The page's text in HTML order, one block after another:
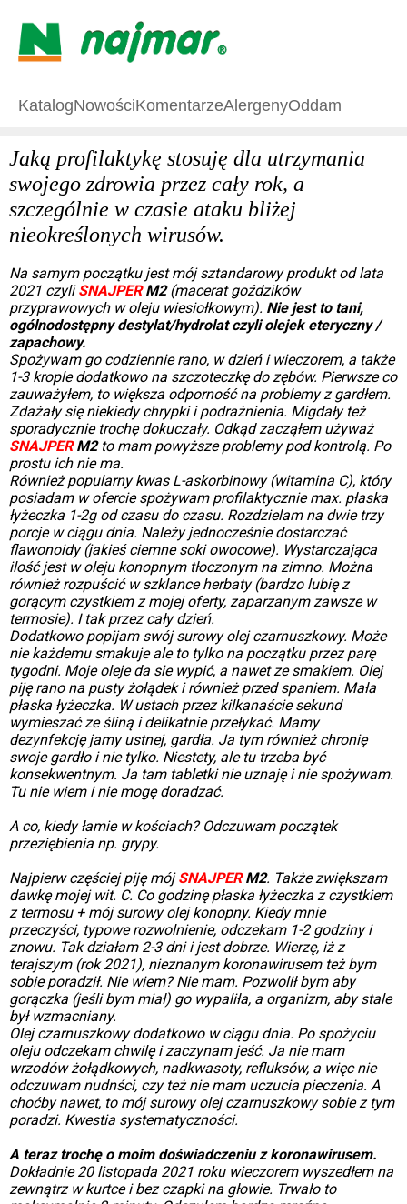
KatalogNowościKomentarzeAlergenyOddam
Jaką profilaktykę stosuję dla utrzymania
swojego zdrowia przez cały rok, a
szczególnie w czasie ataku bliżej
nieokreślonych wirusów.
Na samym początku jest mój sztandarowy produkt od lata
2021 czyli SNAJPERM2(macerat goździków
przyprawowych w oleju wiesiołkowym). Nie jest to tani,
ogólnodostępny destylat/hydrolat czyli olejek eteryczny /
zapachowy.
Spożywam go codziennie rano, w dzień i wieczorem, a także
1-3 krople dodatkowo na szczoteczkę do zębów. Pierwsze co
zauważyłem, to większa odporność na problemy z gardłem.
Zdażały się niekiedy chrypki i podrażnienia. Migdały też
sporadycznie trochę dokuczały. Odkąd zacząłem używaż
SNAJPERM2to mam powyższe problemy pod kontrolą. Po
prostu ich nie ma.
Również popularny kwas L-askorbinowy (witamina C), który
posiadam w ofercie spożywam profilaktycznie max. płaska
łyżeczka 1-2g od czasu do czasu. Rozdzielam na dwie trzy
porcje w ciągu dnia. Należy jednocześnie dostarczać
flawonoidy (jakieś ciemne soki owocowe). Wystarczająca
ilość jest w oleju konopnym tłoczonym na zimno. Można
również rozpuścić w szklance herbaty (bardzo lubię z
gorącym czystkiem z mojej oferty, zaparzanym zawsze w
termosie). I tak przez cały dzień.
Dodatkowo popijam swój surowy olej czarnuszkowy. Może
nie każdemu smakuje ale to tylko na początku przez parę
tygodni. Moje oleje da sie wypić, a nawet ze smakiem. Olej
piję rano na pusty żołądek i również przed spaniem. Mała
płaska łyżeczka. W ustach przez kilkanaście sekund
wymieszać ze śliną i delikatnie przełykać. Mamy
dezynfekcję jamy ustnej, gardła. Ja tym również chronię
swoje gardło i nie tylko. Niestety, ale tu trzeba być
konsekwentnym. Ja tam tabletki nie uznaję i nie spożywam.
Tu nie wiem i nie mogę doradzać.
A co, kiedy łamie w kościach? Odczuwam początek
przeziębienia np. grypy.
Najpierw częściej piję mójSNAJPERM2. Także zwiększam
dawkę mojej wit. C. Co godzinę płaska łyżeczka z czystkiem
z termosu + mój surowy olej konopny. Kiedy mnie
przeczyści, typowe rozwolnienie, odczekam 1-2 godziny i
znowu. Tak działam 2-3 dni i jest dobrze. Wierzę, iż z
terajszym (rok 2021), nieznanym koronawirusem też bym
sobie poradził. Nie wiem? Nie mam. Pozwolił bym aby
gorączka (jeśli bym miał) go wypaliła, a organizm, aby stale
był wzmacniany.
Olej czarnuszkowy dodatkowo w ciągu dnia. Po spożyciu
oleju odczekam chwilę i zaczynam jeść. Ja nie mam
wrzodów żołądkowych, nadkwasoty, refluksów, a więc nie
odczuwam nudnści, czy też nie mam uczucia pieczenia. A
choćby nawet, to mój surowy olej czarnuszkowy sobie z tym
poradzi. Kwestia systematyczności.
A teraz trochę o moim doświadczeniu z koronawirusem.
Dokładnie 20 listopada 2021 roku wieczorem wyszedłem na
zewnątrz w kurtce i bez czapki na głowie. Trwało to